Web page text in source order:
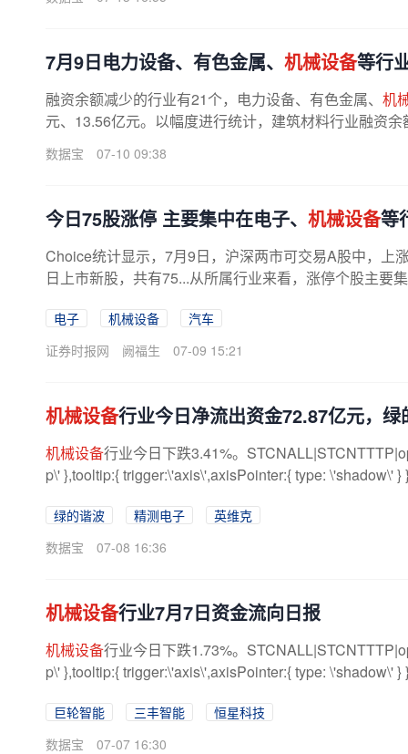
7月9日电力设备、有色金属、 机械设备等行
融资余额减少的行业有21个，电力设备、有色金属、 机
元、13.56亿元。以幅度进行统计，建筑材料行业融资
数据宝 07-10 09:38
今日75股涨停 主要集中在电子、 机械设备等
Choice统计显示，7月9日，沪深两市可交易A股中，上
日上市新股，共有75...从所属行业来看，涨停个股主要
电子 机械设备
汽车
证券时报网
阙福生 07-09 15:21
机械设备行业今日净流出资金72.87亿元，
机械设备行业今日下跌3.41%。
p\' },tooltip:{ trigger:\'axis\',axisPointer:{ type: \'shadow\' }
绿的谐波 精测电子
英维克
数据宝
07-08 16:36
机械设备行业7月7日资金流向日报
机械设备行业今日下跌1.73%。
p\' },tooltip:{ trigger:\'axis\',axisPointer:{ type: \'shadow\' }
巨轮智能 三丰智能
恒星科技
数据宝
07-07 16:30